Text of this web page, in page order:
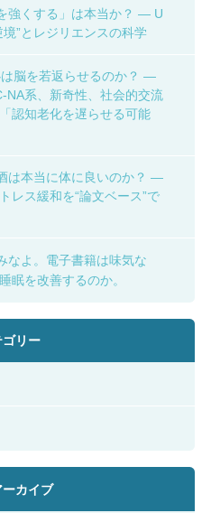
くする」は本当か？ ― U
”とレジリエンスの科学
脳を若返らせるのか？ ―
NA系、新奇性、社会的交流
認知老化を遅らせる可能
は本当に体に良いのか？ ―
レス緩和を“論文ベース”で
よ。電子書籍は味気な
眠を改善するのか。
ゴリー
ーカイブ